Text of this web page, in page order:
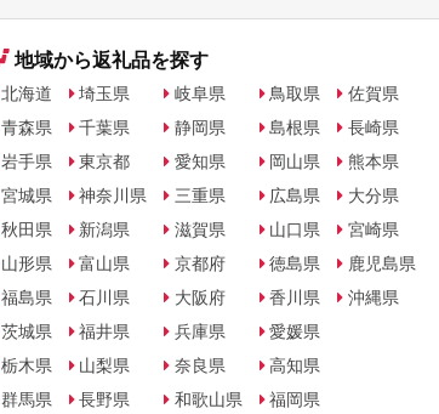
地域から返礼品を探す
北海道
青森県
岩手県
宮城県
秋田県
山形県
福島県
茨城県
栃木県
群馬県
埼玉県
千葉県
東京都
神奈川県
新潟県
富山県
石川県
福井県
山梨県
長野県
岐阜県
静岡県
愛知県
三重県
滋賀県
京都府
大阪府
兵庫県
奈良県
和歌山県
鳥取県
島根県
岡山県
広島県
山口県
徳島県
香川県
愛媛県
高知県
福岡県
佐賀県
長崎県
熊本県
大分県
宮崎県
鹿児島県
沖縄県